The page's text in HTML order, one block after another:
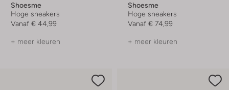
Shoesme
Hoge sneakers
Vanaf € 44,99
+ meer kleuren
Shoesme
Hoge sneakers
Vanaf € 74,99
+ meer kleuren